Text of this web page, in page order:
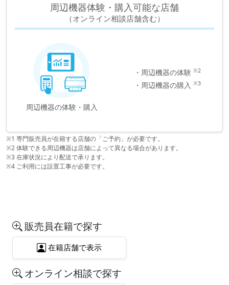
周辺機器体験・購入可能な店舗
（オンライン相談店舗含む）
周辺機器の体験・購入
・周辺機器の体験 ※2
・周辺機器の購入 ※3
※1 専門販売員が在籍する店舗の「ご予約」が必要です。
※2 体験できる周辺機器は店舗によって異なる場合があります。
※3 在庫状況により配送で承ります。
※4 ご利用には設置工事が必要です。
販売員在籍で探す
在籍店舗で表示
オンライン相談で探す